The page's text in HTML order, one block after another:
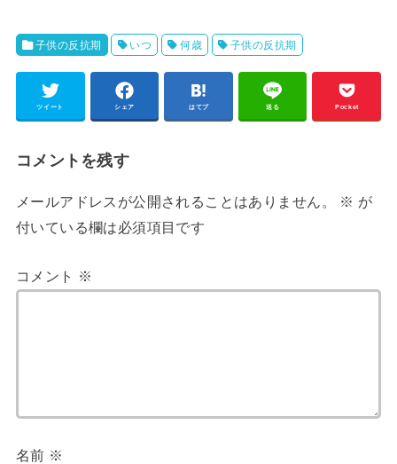
子供の反抗期 いつ 何歳 子供の反抗期
ツイート シェア はてブ 送る Pocket
コメントを残す
メールアドレスが公開されることはありません。 ※ が
付いている欄は必須項目です
コメント ※
名前 ※